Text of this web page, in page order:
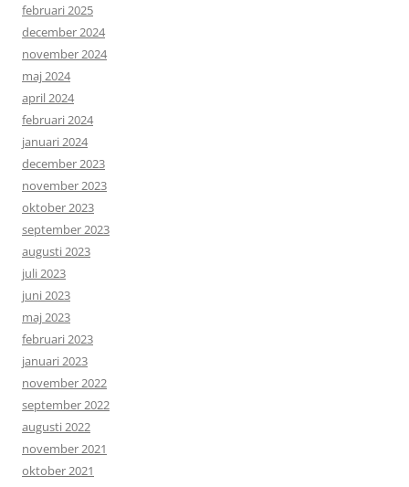
februari 2025
december 2024
november 2024
maj 2024
april 2024
februari 2024
januari 2024
december 2023
november 2023
oktober 2023
september 2023
augusti 2023
juli 2023
juni 2023
maj 2023
februari 2023
januari 2023
november 2022
september 2022
augusti 2022
november 2021
oktober 2021